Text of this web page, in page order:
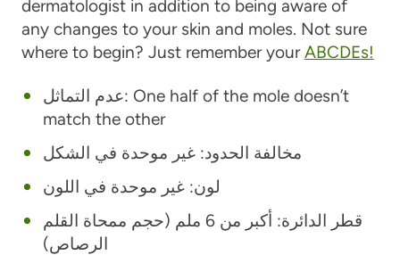
dermatologist in addition to being aware of
any changes to your skin and moles. Not sure
where to begin? Just remember yourABCDEs!
عدم التماثل: One half of the mole doesn’t
match the other
مخالفة الحدود: غير موحدة في الشكل
لون:غير موحدة في اللون
قطر الدائرة:
أكبر من 6 ملم (حجم ممحاة القلم
الرصاص)